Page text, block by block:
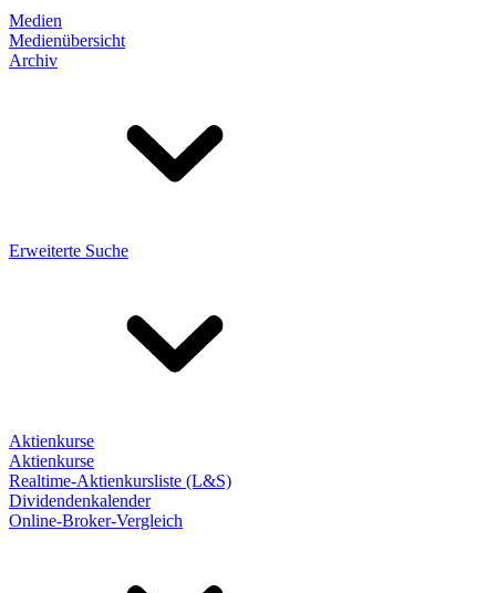
Medien
Medienübersicht
Archiv
Erweiterte Suche
Aktienkurse
Aktienkurse
Realtime-Aktienkursliste (L&S)
Dividendenkalender
Online-Broker-Vergleich